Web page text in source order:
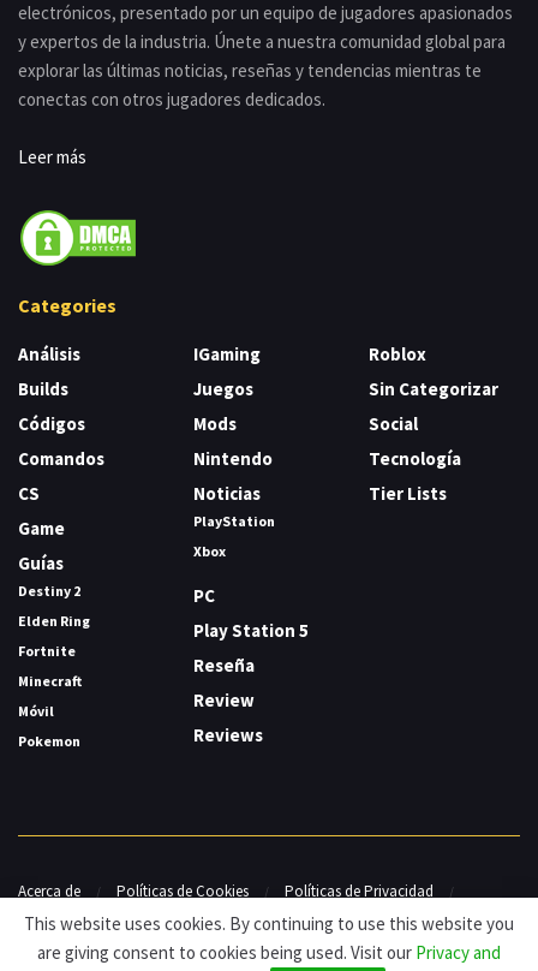
electrónicos, presentado por un equipo de jugadores apasionados
y expertos de la industria. Únete a nuestra comunidad global para
explorar las últimas noticias, reseñas y tendencias mientras te
conectas con otros jugadores dedicados.
Leer más
Categories
Análisis
Builds
Códigos
Comandos
CS
Game
Guías
Destiny 2
Elden Ring
Fortnite
Minecraft
Móvil
Pokemon
IGaming
Juegos
Mods
Nintendo
Noticias
PlayStation
Xbox
PC
Play Station 5
Reseña
Review
Reviews
Roblox
Sin Categorizar
Social
Tecnología
Tier Lists
Acerca de Políticas de Cookies
Políticas de Privacidad
Contacto
© HDG Hablamos de Gamers 2026.
This website uses cookies. By continuing to use this website you
are giving consent to cookies being used. Visit our Privacy and